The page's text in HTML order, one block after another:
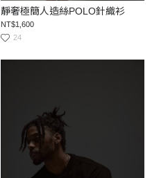
靜奢極簡人造絲POLO針織衫
NT$1,600
24